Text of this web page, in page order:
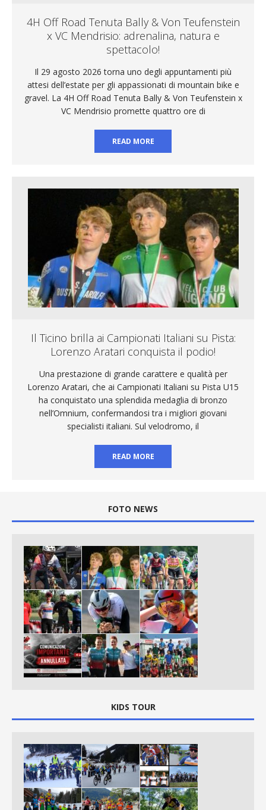
4H Off Road Tenuta Bally & Von Teufenstein
x VC Mendrisio: adrenalina, natura e
spettacolo!
Il 29 agosto 2026 torna uno degli appuntamenti più
attesi dell’estate per gli appassionati di mountain bike e
gravel. La 4H Off Road Tenuta Bally & Von Teufenstein x
VC Mendrisio promette quattro ore di
READ MORE
Il Ticino brilla ai Campionati Italiani su Pista:
Lorenzo Aratari conquista il podio!
Una prestazione di grande carattere e qualità per
Lorenzo Aratari, che ai Campionati Italiani su Pista U15
ha conquistato una splendida medaglia di bronzo
nell’Omnium, confermandosi tra i migliori giovani
specialisti italiani. Sul velodromo, il
READ MORE
FOTO NEWS
KIDS TOUR